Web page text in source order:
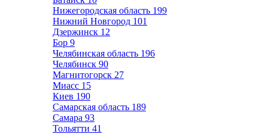
Нижегородская область 199
Нижний Новгород 101
Дзержинск 12
Бор 9
Челябинская область 196
Челябинск 90
Магнитогорск 27
Миасс 15
Киев 190
Самарская область 189
Самара 93
Тольятти 41